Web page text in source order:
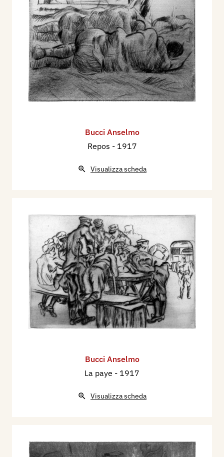
Bucci Anselmo
Repos - 1917
Visualizza scheda
Bucci Anselmo
La paye - 1917
Visualizza scheda